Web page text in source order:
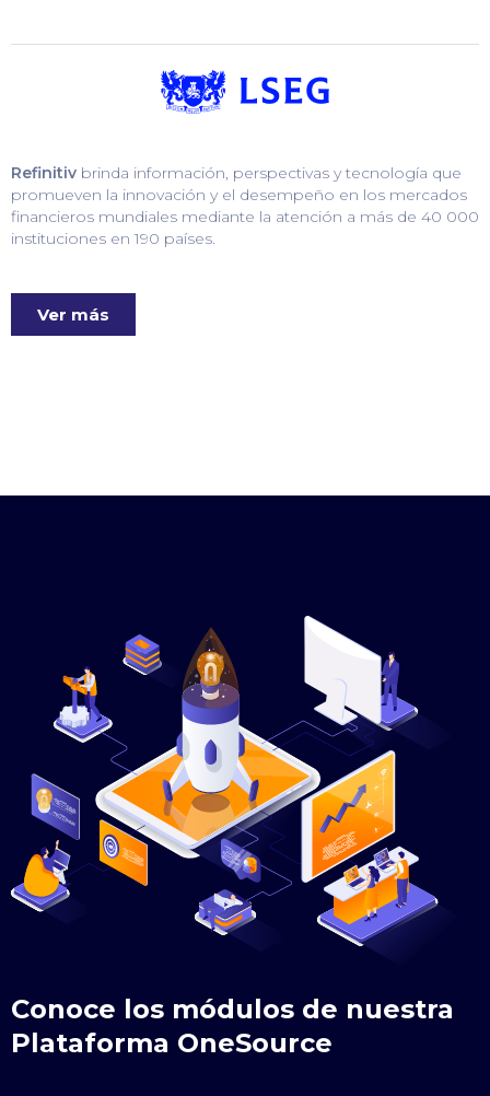
Refinitiv brinda información, perspectivas y tecnología que
promueven la innovación y el desempeño en los mercados
financieros mundiales mediante la atención a más de 40 000
instituciones en 190 países.
Ver más
Conoce los módulos de nuestra
Plataforma OneSource